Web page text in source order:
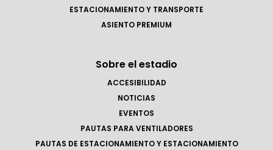
ESTACIONAMIENTO Y TRANSPORTE
ASIENTO PREMIUM
Sobre el estadio
ACCESIBILIDAD
NOTICIAS
EVENTOS
PAUTAS PARA VENTILADORES
PAUTAS DE ESTACIONAMIENTO Y ESTACIONAMIENTO